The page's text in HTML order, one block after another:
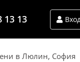
13 13
в Люлин, София